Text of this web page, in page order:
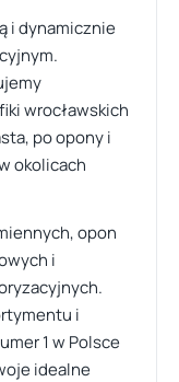
i dynamicznie
wrocławskich
po opony i
okolicach
opon
i
i
1 w Polsce
idealne